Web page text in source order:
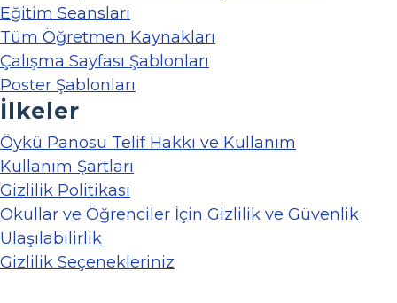
Eğitim Seansları
Tüm Öğretmen Kaynakları
Çalışma Sayfası Şablonları
Poster Şablonları
İlkeler
Öykü Panosu Telif Hakkı ve Kullanım
Kullanım Şartları
Gizlilik Politikası
Okullar ve Öğrenciler İçin Gizlilik ve Güvenlik
Ulaşılabilirlik
Gizlilik Seçenekleriniz